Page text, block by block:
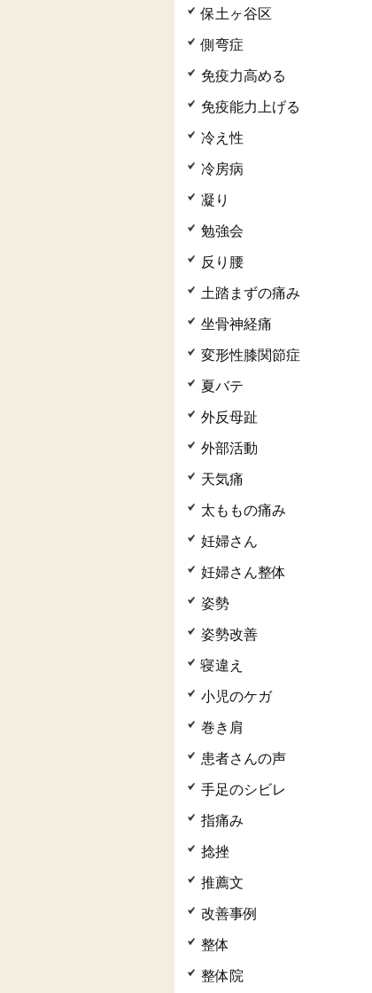
保土ヶ谷区
側弯症
免疫力高める
免疫能力上げる
冷え性
冷房病
凝り
勉強会
反り腰
土踏まずの痛み
坐骨神経痛
変形性膝関節症
夏バテ
外反母趾
外部活動
天気痛
太ももの痛み
妊婦さん
妊婦さん整体
姿勢
姿勢改善
寝違え
小児のケガ
巻き肩
患者さんの声
手足のシビレ
指痛み
捻挫
推薦文
改善事例
整体
整体院